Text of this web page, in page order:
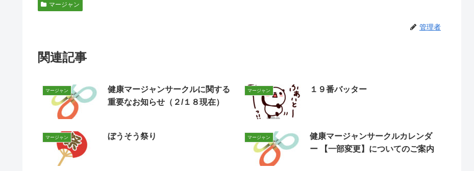
マージャン
管理者
関連記事
マージャン
健康マージャンサークルに関する
重要なお知らせ（２/１８現在）
マージャン １９番バッター
マージャン ぼうそう祭り マージャン
健康マージャンサークルカレンダ
ー 【一部変更】についてのご案内